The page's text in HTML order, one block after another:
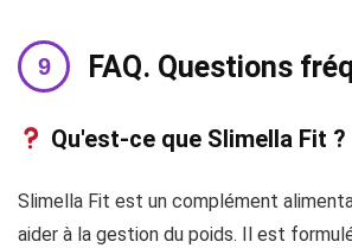
FAQ. Questions
Qu'est-ce que Slimella Fit ?
Slimella Fit est un complément
aider à la gestion du poids. Il est